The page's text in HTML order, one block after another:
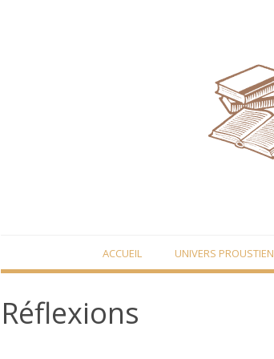
content
ACCUEIL UNIVERS PROUSTIEN
Réflexions